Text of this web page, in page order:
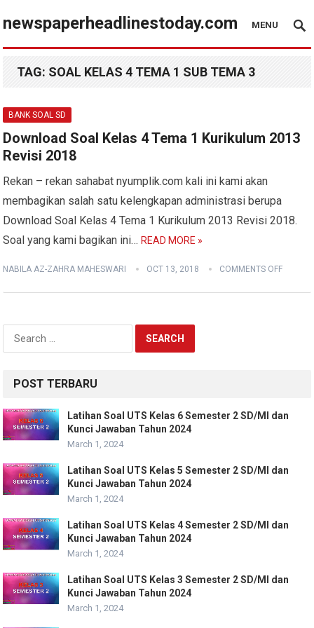
newspaperheadlinestoday.com MENU
TAG: SOAL KELAS 4 TEMA 1 SUB TEMA 3
BANK SOAL SD
Download Soal Kelas 4 Tema 1 Kurikulum 2013
Revisi 2018
Rekan – rekan sahabat nyumplik.com kali ini kami akan
membagikan salah satu kelengkapan administrasi berupa
Download Soal Kelas 4 Tema 1 Kurikulum 2013 Revisi 2018.
Soal yang kami bagikan ini…READ MORE »
NABILA AZ-ZAHRA MAHESWARI OCT 13, 2018 COMMENTS OFF
Search
for:
POST TERBARU
Latihan Soal UTS Kelas 6 Semester 2 SD/MI dan
Kunci Jawaban Tahun 2024
March 1, 2024
Latihan Soal UTS Kelas 5 Semester 2 SD/MI dan
Kunci Jawaban Tahun 2024
March 1, 2024
Latihan Soal UTS Kelas 4 Semester 2 SD/MI dan
Kunci Jawaban Tahun 2024
March 1, 2024
Latihan Soal UTS Kelas 3 Semester 2 SD/MI dan
Kunci Jawaban Tahun 2024
March 1, 2024